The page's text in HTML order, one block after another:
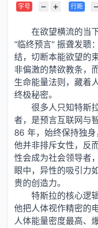
字号 − + 行距 −
在欲望横流的当
“临终预言” 振聋发聩
结，切断本能欲望的
非偏激的禁欲教条，
生命能量法则，藏着
终极秘密。
很多人只知特斯
者，是预言互联网与
86 年，始终保持独身
他并非排斥女性，反
性会成为社会领导
眼中，异性的吸引力
贵的创造力。
特斯拉的核心逻
他把人体视作精密的
人体能量密度最高、